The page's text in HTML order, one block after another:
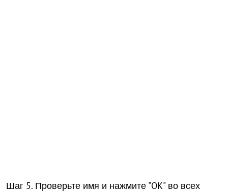
Шаг 5. Проверьте имя и нажмите "OK" во всех